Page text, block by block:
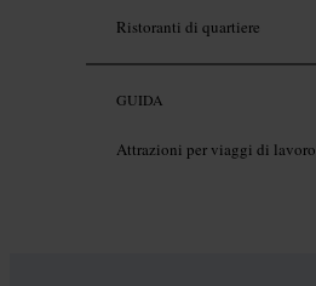
Ristoranti di quartiere
GUIDA
Attrazioni per viaggi di lavoro